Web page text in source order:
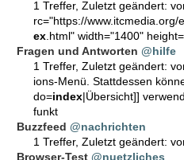
1 Treffer, Zuletzt geändert:
rc="https://
ex.html" width="1400"
Fragen und Antworten @hilfe
1 Treffer, Zuletzt geändert:
ions-Menü. Stattdessen
do=index|Übersicht]]
funkt
Buzzfeed @nachrichten
1 Treffer, Zuletzt geändert:
Browser-Test @nuetzliches